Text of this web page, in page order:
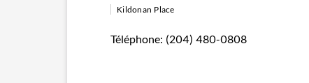
Kildonan Place
Téléphone: (204) 480-0808